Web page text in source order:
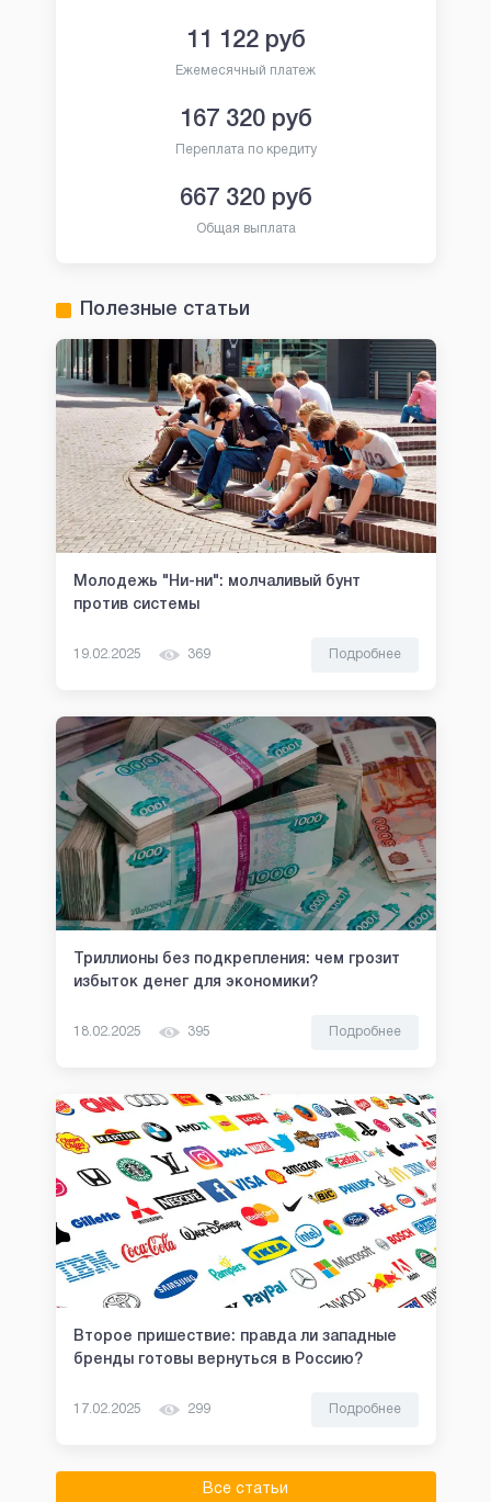
11 122руб
Ежемесячный платеж
167 320руб
Переплата по кредиту
667 320руб
Общая выплата
Полезные статьи
Молодежь "Ни-ни": молчаливый бунт
против системы
19.02.2025 369 Подробнее
Триллионы без подкрепления: чем грозит
избыток денег для экономики?
18.02.2025 395 Подробнее
Второе пришествие: правда ли западные
бренды готовы вернуться в Россию?
17.02.2025 299 Подробнее
Все статьи